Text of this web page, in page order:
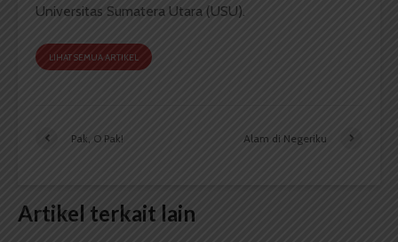
Universitas Sumatera Utara (USU).
LIHAT SEMUA ARTIKEL
Pak, O Pak! Alam di Negeriku
Artikel terkait lain